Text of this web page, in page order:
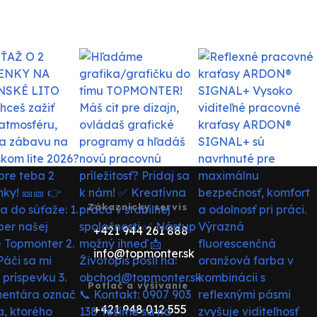
Zákaznícky servis
+421 944 261 888
info@topmonter.sk
Potlač a vyšívanie
+421 948 012 555